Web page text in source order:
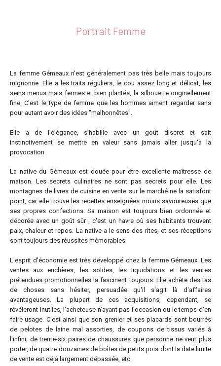
Portrait Femme
La femme Gémeaux n'est généralement pas très belle mais toujours
mignonne. Elle a les traits réguliers, le cou assez long et délicat, les
seins menus mais fermes et bien plantés, la silhouette originellement
fine. C'est le type de femme que les hommes aiment regarder sans
pour autant avoir des idées "malhonnêtes".
Elle a de l'élégance, s'habille avec un goût discret et sait
instinctivement se mettre en valeur sans jamais aller jusqu'à la
provocation.
La native du Gémeaux est douée pour être excellente maîtresse de
maison. Les secrets culinaires ne sont pas secrets pour elle. Les
montagnes de livres de cuisine en vente sur le marché ne la satisfont
point, car elle trouve les recettes enseignées moins savoureuses que
ses propres confections. Sa maison est toujours bien ordonnée et
décorée avec un goût sûr ; c'est un havre où ses habitants trouvent
paix, chaleur et repos. La native a le sens des rites, et ses réceptions
sont toujours des réussites mémorables.
L'esprit d'économie est très développé chez la femme Gémeaux. Les
ventes aux enchères, les soldes, les liquidations et les ventes
prétendues promotionnelles la fascinent toujours. Elle achète des tas
de choses sans hésiter, persuadée qu'il s'agit là d'affaires
avantageuses. La plupart de ces acquisitions, cependant, se
révéleront inutiles, l'acheteuse n'ayant pas l'occasion ou le temps d'en
faire usage. C'est ainsi que son grenier et ses placards sont bourrés
de pelotes de laine mal assorties, de coupons de tissus variés à
l'infini, de trente-six paires de chaussures que personne ne veut plus
porter, de quatre douzaines de boîtes de petits pois dont la date limite
de vente est déjà largement dépassée, etc.